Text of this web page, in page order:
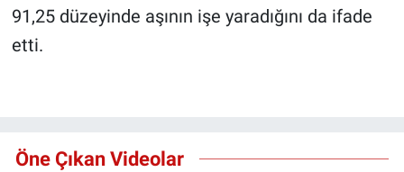
91,25 düzeyinde aşının işe yaradığını da ifade
etti.
Öne Çıkan Videolar
Günün görüntüsü
Kimdir